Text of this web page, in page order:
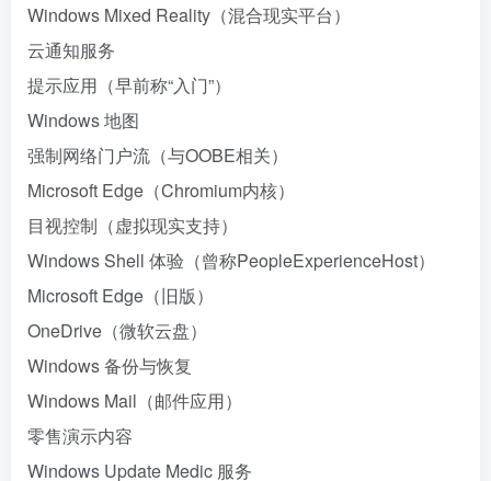
Windows Mixed Reality（混合现实平台）
云通知服务
提示应用（早前称“入门”）
Windows 地图
强制网络门户流（与OOBE相关）
Microsoft Edge（Chromium内核）
目视控制（虚拟现实支持）
Windows Shell 体验（曾称PeopleExperienceHost）
Microsoft Edge（旧版）
OneDrive（微软云盘）
Windows 备份与恢复
Windows Mail（邮件应用）
零售演示内容
Windows Update Medic 服务